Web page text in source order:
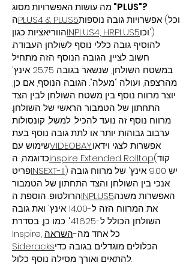
מה עושות האפשרויות מסוג "PLUS"?
הPLUS4 & PLUS5אפשרויות גובה נוספות (וכל
הווריאציות כגוןINPLUS4, HRPLUS5וכו')
להוסיף גובה כללי נוסף לשולחן העבודה.
חשוב לציין, הגובה הנוסף הזה מתחיל
במשטח השולחן, שנשאר בגובה 25.75 אינץ'
מהרצפה, ועולה "מעלה". הגובה הנוסף, אם כן,
יוצר מרווח נוסף בין משטח השולחן לבין הצד
התחתון של הטמבור הראשי של השולחן.
מרווח נוסף זה נועד להכיל, למשל, קונסולות
ערבוב גבוהות יותר או לתת גובה נוסף בעת
שימוש עםVIDEOBAYאפשרות לצגי וידאו.
כדוגמה, הInspire Extended Rolltop(קוד
פריטINSEXT-II) יש 9.00 אינץ' של מרווח גובה
אנכי בין השולחן והצד התחתון של הטמבור
הרולטופ. הוספת הINPLUS5האפשרות משנה
את המרווח הזה ל-14.00 אינץ' ואת גובה
השולחן הכולל ל-41.625". כמו כן, בסדרת
Inspire, כל אחד מה-השראה
Sideracksהכלולים מוגדלים בגובה כדי
להתאים ואורך מסילה נוסף כלול.